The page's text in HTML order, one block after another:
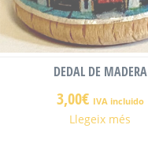
DEDAL DE MADERA
3,00€ IVA incluido
Llegeix més